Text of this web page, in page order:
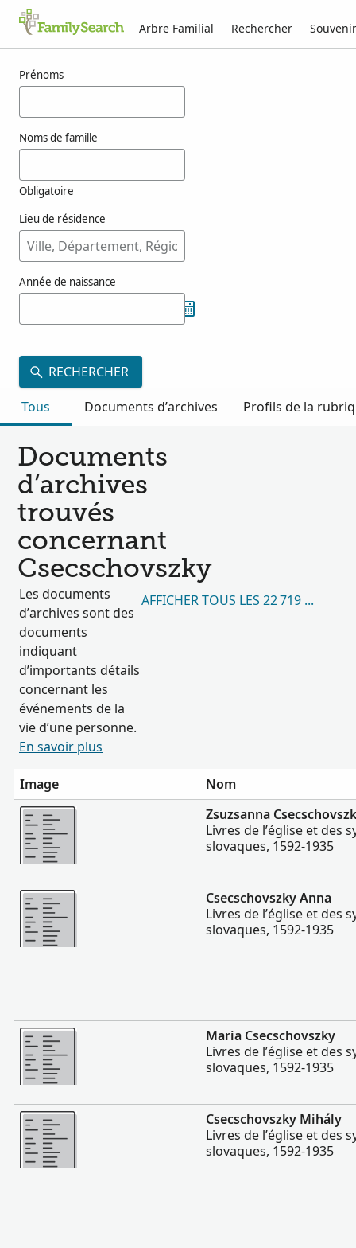
Arbre Familial Rechercher
Prénoms
Noms de famille
Obligatoire
Lieu de résidence
Année de naissance
RECHERCHER
Tous
Documents d’archives Profils de la
Documents
d’archives
trouvés
concernant
Csecschovszky
Les documents
d’archives sont des
documents
indiquant
d’importants détails
concernant les
événements de la
vie d’une personne.
En savoir plus
AFFICHER TOUS LES 22 719
Image
Nom
Plus
Zsuzsanna
Livres de l’église et des
slovaques, 1592-1935
Plus
Csecschovszky Anna
Livres de l’église et des
slovaques, 1592-1935
Plus
Maria Csecschovszky
Livres de l’église et des
slovaques, 1592-1935
Plus
Csecschovszky Mihály
Livres de l’église et des
slovaques, 1592-1935